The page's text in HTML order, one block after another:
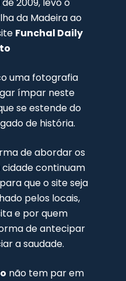
da Madeira ao
Funchal Daily
uma fotografia
ímpar neste
se estende do
de história.
de abordar os
continuam
que o site seja
pelos locais,
e por quem
de antecipar
a saudade.
não tem par em